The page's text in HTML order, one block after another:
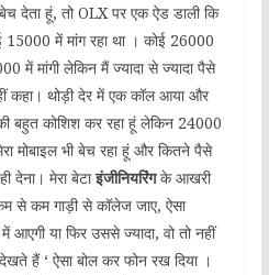
देता हूं, तो OLX पर एक ऐड डाली कि
में मांग रहा था । कोई 26000
में मांगी लेकिन मैं ज्यादा से ज्यादा पैसे
कहा। थोड़ी देर में एक कॉल आया और
बहुत कोशिश कर रहा हूं लेकिन 24000
मोबाइल भी बेच रहा हूं और कितने पैसे
देना। मेरा बेटाइंजीनियरिंगके आखरी
से कम गाड़ी से कॉलेज जाए, ऐसा
आएगी या फिर उससे ज्यादा, वो तो नहीं
हैं ‘ ऐसा बोल कर फोन रख दिया ।